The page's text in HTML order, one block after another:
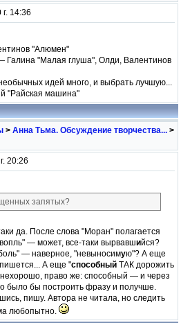
14:36
"Алюмен"
Галина "Малая глуша", Олди, Валентинов
идей много, и выбрать лучшую...
"Райская машина"
> Анна Тьма. Обсуждение творчества... >
20:26
запятых?
да. После слова "Моран" полагается
— может, все-таки вырвавшийся?
— наверное, "невыносимую"? А еще
А еще "способный ТАК дорожить
право же: способный — и через
было бы построить фразу и получше.
пишу. Автора не читала, но следить
любопытно.